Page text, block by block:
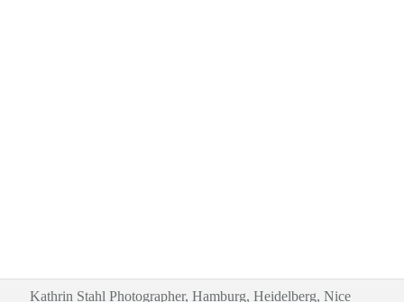
Kathrin Stahl Photographer, Hamburg, Heidelberg, Nice